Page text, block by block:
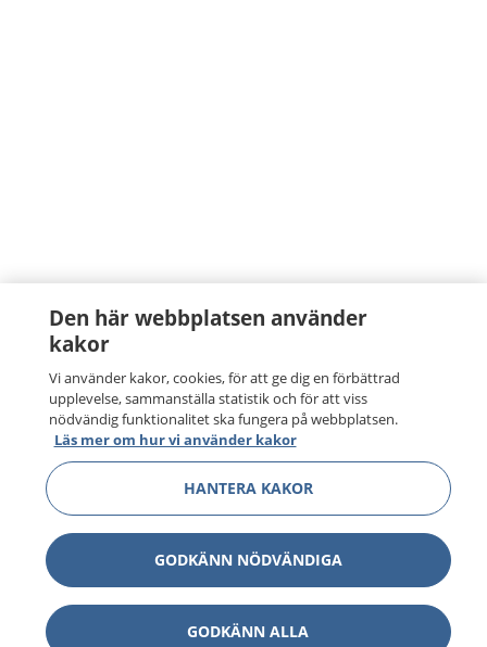
1177–tryggt om din hälsa och vård
På 1177.se får du råd om hälsa och information om
Den här webbplatsen använder
kakor
Vi använder kakor, cookies, för att ge dig en förbättrad
upplevelse, sammanställa statistik och för att viss
nödvändig funktionalitet ska fungera på webbplatsen.
Läs mer om hur vi använder kakor
HANTERA KAKOR
GODKÄNN NÖDVÄNDIGA
GODKÄNN ALLA